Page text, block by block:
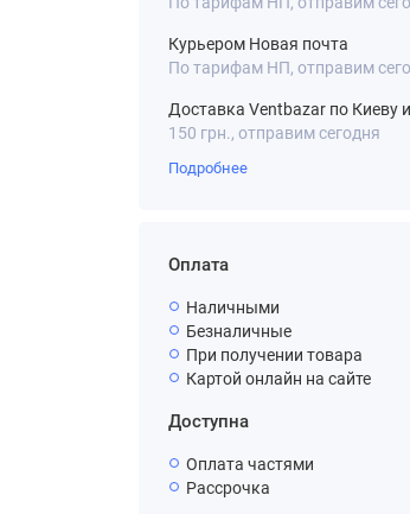
Курьером Новая почта
По тарифам НП, отправим
Доставка Ventbazar по Киеву
150 грн., отправим сегодня
Подробнее
Оплата
Наличными
Безналичные
При получении товара
Картой онлайн на сайте
Доступна
Оплата частями
Рассрочка